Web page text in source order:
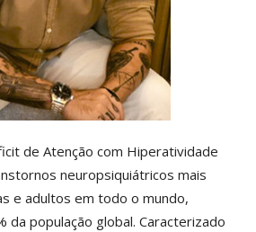
de Atenção com Hiperatividade
neuropsiquiátricos mais
e adultos em todo o mundo,
da população global. Caracterizado